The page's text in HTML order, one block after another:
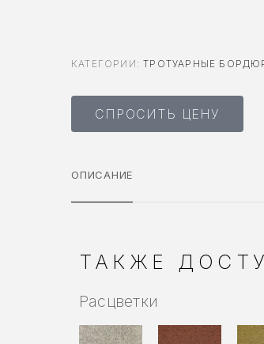
КАТЕГОРИИ:ТРОТУАРНЫЕ
СПРОСИТЬ ЦЕНУ
ОПИСАНИЕ
ТАКЖЕ
Расцветки